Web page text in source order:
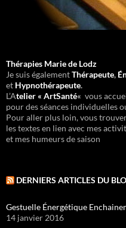
Thérapies Marie de Lodz
Je suis égalementThérapeute,
et Hypnothérapeute.
L’Atelier « ArtSanté« vous
pour des séances individuelles
Pour aller plus loin, vous
les textes en lien avec mes
et mes humeurs de saison
DERNIERS ARTICLES DU
Gestuelle Énergétique
14 janvier 2016